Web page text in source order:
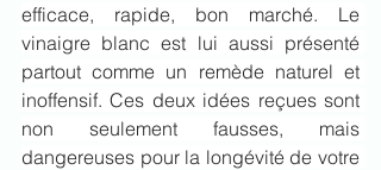
efficace, rapide, bon marché. Le
vinaigre blanc est lui aussi présenté
partout comme un remède naturel et
inoffensif. Ces deux idées reçues sont
non seulement fausses, mais
dangereuses pour la longévité de votre